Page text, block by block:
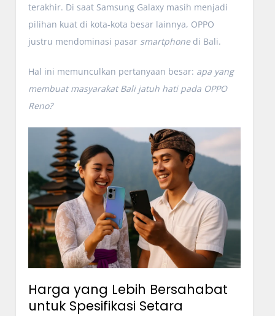
terakhir. Di saat Samsung Galaxy masih menjadi
pilihan kuat di kota-kota besar lainnya, OPPO
justru mendominasi pasar smartphonedi Bali.
Hal ini memunculkan pertanyaan besar: apa yang
membuat masyarakat Bali jatuh hati pada OPPO
Reno?
Harga yang Lebih Bersahabat
untuk Spesifikasi Setara